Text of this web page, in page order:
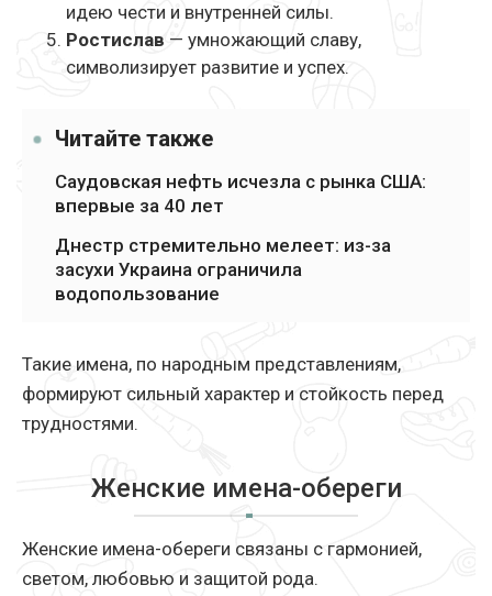
идею чести и внутренней силы.
Ростислав — умножающий славу,
символизирует развитие и успех.
Читайте также
Саудовская нефть исчезла с рынка США:
впервые за 40 лет
Днестр стремительно мелеет: из-за
засухи Украина ограничила
водопользование
Такие имена, по народным представлениям,
формируют сильный характер и стойкость перед
трудностями.
Женские имена-обереги
Женские имена-обереги связаны с гармонией,
светом, любовью и защитой рода.